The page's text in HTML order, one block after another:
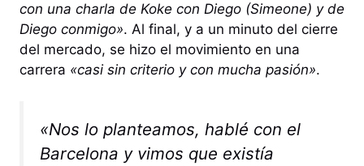
con una charla de Koke con Diego (Simeone) y de
Diego conmigo». Al final, y a un minuto del cierre
del mercado, se hizo el movimiento en una
carrera «casi sin criterio y con mucha pasión».
«Nos lo planteamos, hablé con el
Barcelona y vimos que existía